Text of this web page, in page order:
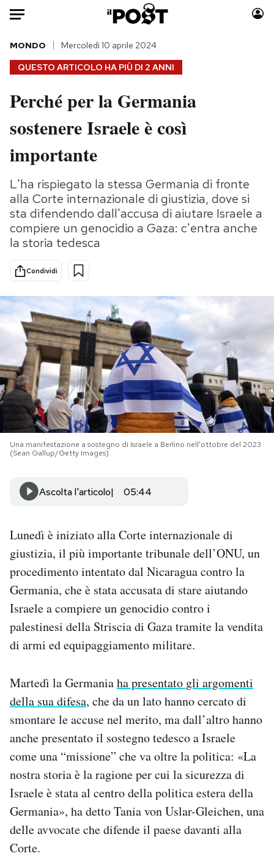
Auto
HOME
Italia
Politica
Tecnologia
Scienza
Cultura
Economia
Sport
Moda
Consumismi
Media
Europa
Altrecose
PODCAST
NEWSLETTER
I MIEI PREFERITI
SHOP
CALENDARIO
AREA PERSONALE
Newsletter
Notifiche mobile
Regala il Post
Hai bisogno di aiuto?
Esci
QUESTO ARTICOLO HA PIÙ DI 2 ANNI
MONDO Mercoledì 10 aprile 2024
Perché per la Germania
sostenere Israele è così
importante
L'ha rispiegato la stessa Germania di fronte
alla Corte internazionale di giustizia, dove si
sta difendendo dall'accusa di aiutare Israele a
compiere un genocidio a Gaza: c'entra anche
la storia tedesca
Condividi
Una manifestazione a sostegno di Israele a Berlino nell'ottobre del 2023
(Sean Gallup/Getty Images)
Ascolta l'articolo 05:44
Lunedì è iniziato alla Corte internazionale di
giustizia, il più importante tribunale dell’ONU, un
procedimento intentato dal Nicaragua contro la
Germania, che è stata accusata di stare aiutando
Israele a compiere un genocidio contro i
palestinesi della Striscia di Gaza tramite la vendita
di armi ed equipaggiamento militare.
Martedì la Germaniaha presentato gli argomenti
della sua difesa, che da un lato hanno cercato di
smontare le accuse nel merito, ma dall’altro hanno
anche presentato il sostegno tedesco a Israele
come una “missione” che va oltre la politica: «La
nostra storia è la ragione per cui la sicurezza di
Israele è stata al centro della politica estera della
Germania», ha detto Tania von Uslar-Gleichen, una
delle avvocate che difende il paese davanti alla
Corte.